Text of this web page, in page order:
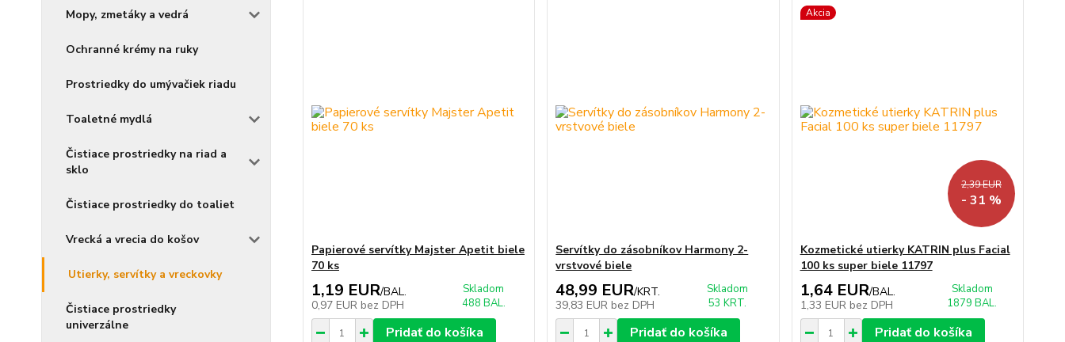
Mopy, zmetáky a vedrá
Ochranné krémy na ruky
Prostriedky do umývačiek riadu
Toaletné mydlá
Čistiace prostriedky na riad a
sklo
Čistiace prostriedky do toaliet
Vrecká a vrecia do košov
Utierky, servítky a vreckovky
Čistiace prostriedky
univerzálne
Papierové servítky Majster Apetit biele
70 ks
1,19 EUR/BAL.
0,97 EUR bez DPH
Skladom
488 BAL.
Pridať do košíka
Servítky do zásobníkov Harmony 2-
vrstvové biele
48,99 EUR/KRT.
39,83 EUR bez DPH
Skladom
53 KRT.
Pridať do košíka
Akcia
2,39 EUR
- 31 %
Kozmetické utierky KATRIN plus Facial
100 ks super biele 11797
1,64 EUR/BAL.
1,33 EUR bez DPH
Skladom
1879 BAL.
Pridať do košíka